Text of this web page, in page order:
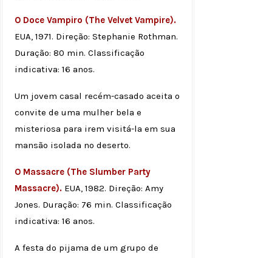
O Doce Vampiro (The Velvet Vampire).
EUA, 1971. Direção: Stephanie Rothman.
Duração: 80 min. Classificação
indicativa: 16 anos.
Um jovem casal recém-casado aceita o
convite de uma mulher bela e
misteriosa para irem visitá-la em sua
mansão isolada no deserto.
O Massacre (The Slumber Party
Massacre). EUA, 1982. Direção: Amy
Jones. Duração: 76 min. Classificação
indicativa: 16 anos.
A festa do pijama de um grupo de